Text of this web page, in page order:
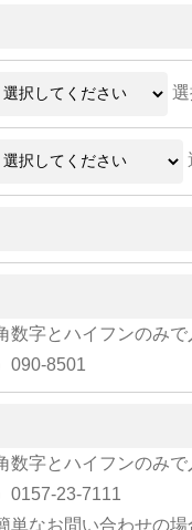
数字とハイフンのみで
090-8501
数字とハイフンのみで
0157-23-7111
単なお問い合わせの場